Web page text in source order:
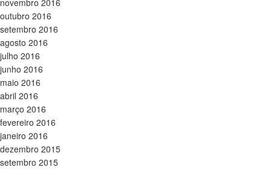
novembro 2016
outubro 2016
setembro 2016
agosto 2016
julho 2016
junho 2016
maio 2016
abril 2016
março 2016
fevereiro 2016
janeiro 2016
dezembro 2015
setembro 2015